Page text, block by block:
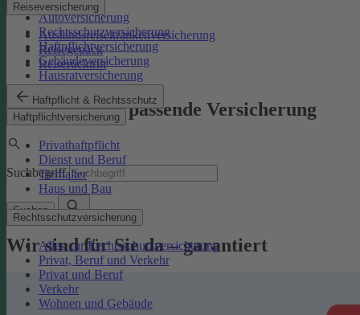
Reiseversicherung
Auslandsreisekrankenversicherung
Reisegepäck
Reiserücktritt
Haftpflicht & Rechtsschutz
Haftpflichtversicherung
Privathaftpflicht
Dienst und Beruf
Tierhalter
Haus und Bau
Rechtsschutzversicherung
Alles zur Rechtsschutzversicherung
Privat, Beruf und Verkehr
Privat und Beruf
Verkehr
Wohnen und Gebäude
Autoversicherung
Rechtsschutzversicherung
Haftpflichtversicherung
Gebäudeversicherung
Hausratversicherung
Finden Sie die passende Versicherung
Suchbegriff
Suchen
Wir sind für Sie da – garantiert